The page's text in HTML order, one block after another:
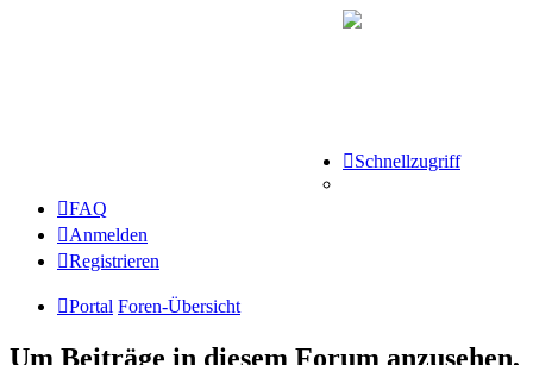
Schnellzugriff
FAQ
Anmelden
Registrieren
Portal Foren-Übersicht
Um Beiträge in diesem Forum anzusehen,